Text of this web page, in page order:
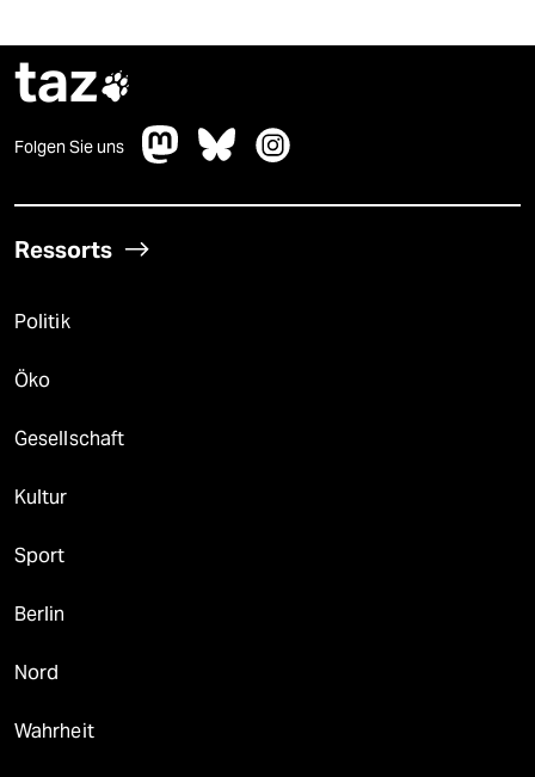
taz
Folgen Sie uns
Ressorts
Politik
Öko
Gesellschaft
Kultur
Sport
Berlin
Nord
Wahrheit